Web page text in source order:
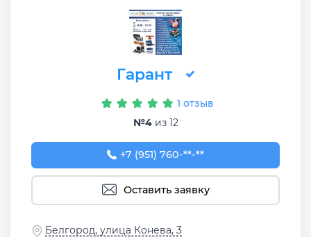
Гарант
1 отзыв
№4из 12
+7 (951) 760-55-22
+7 (951) 760-**-**
Оставить заявку
Белгород, улица Конева, 3